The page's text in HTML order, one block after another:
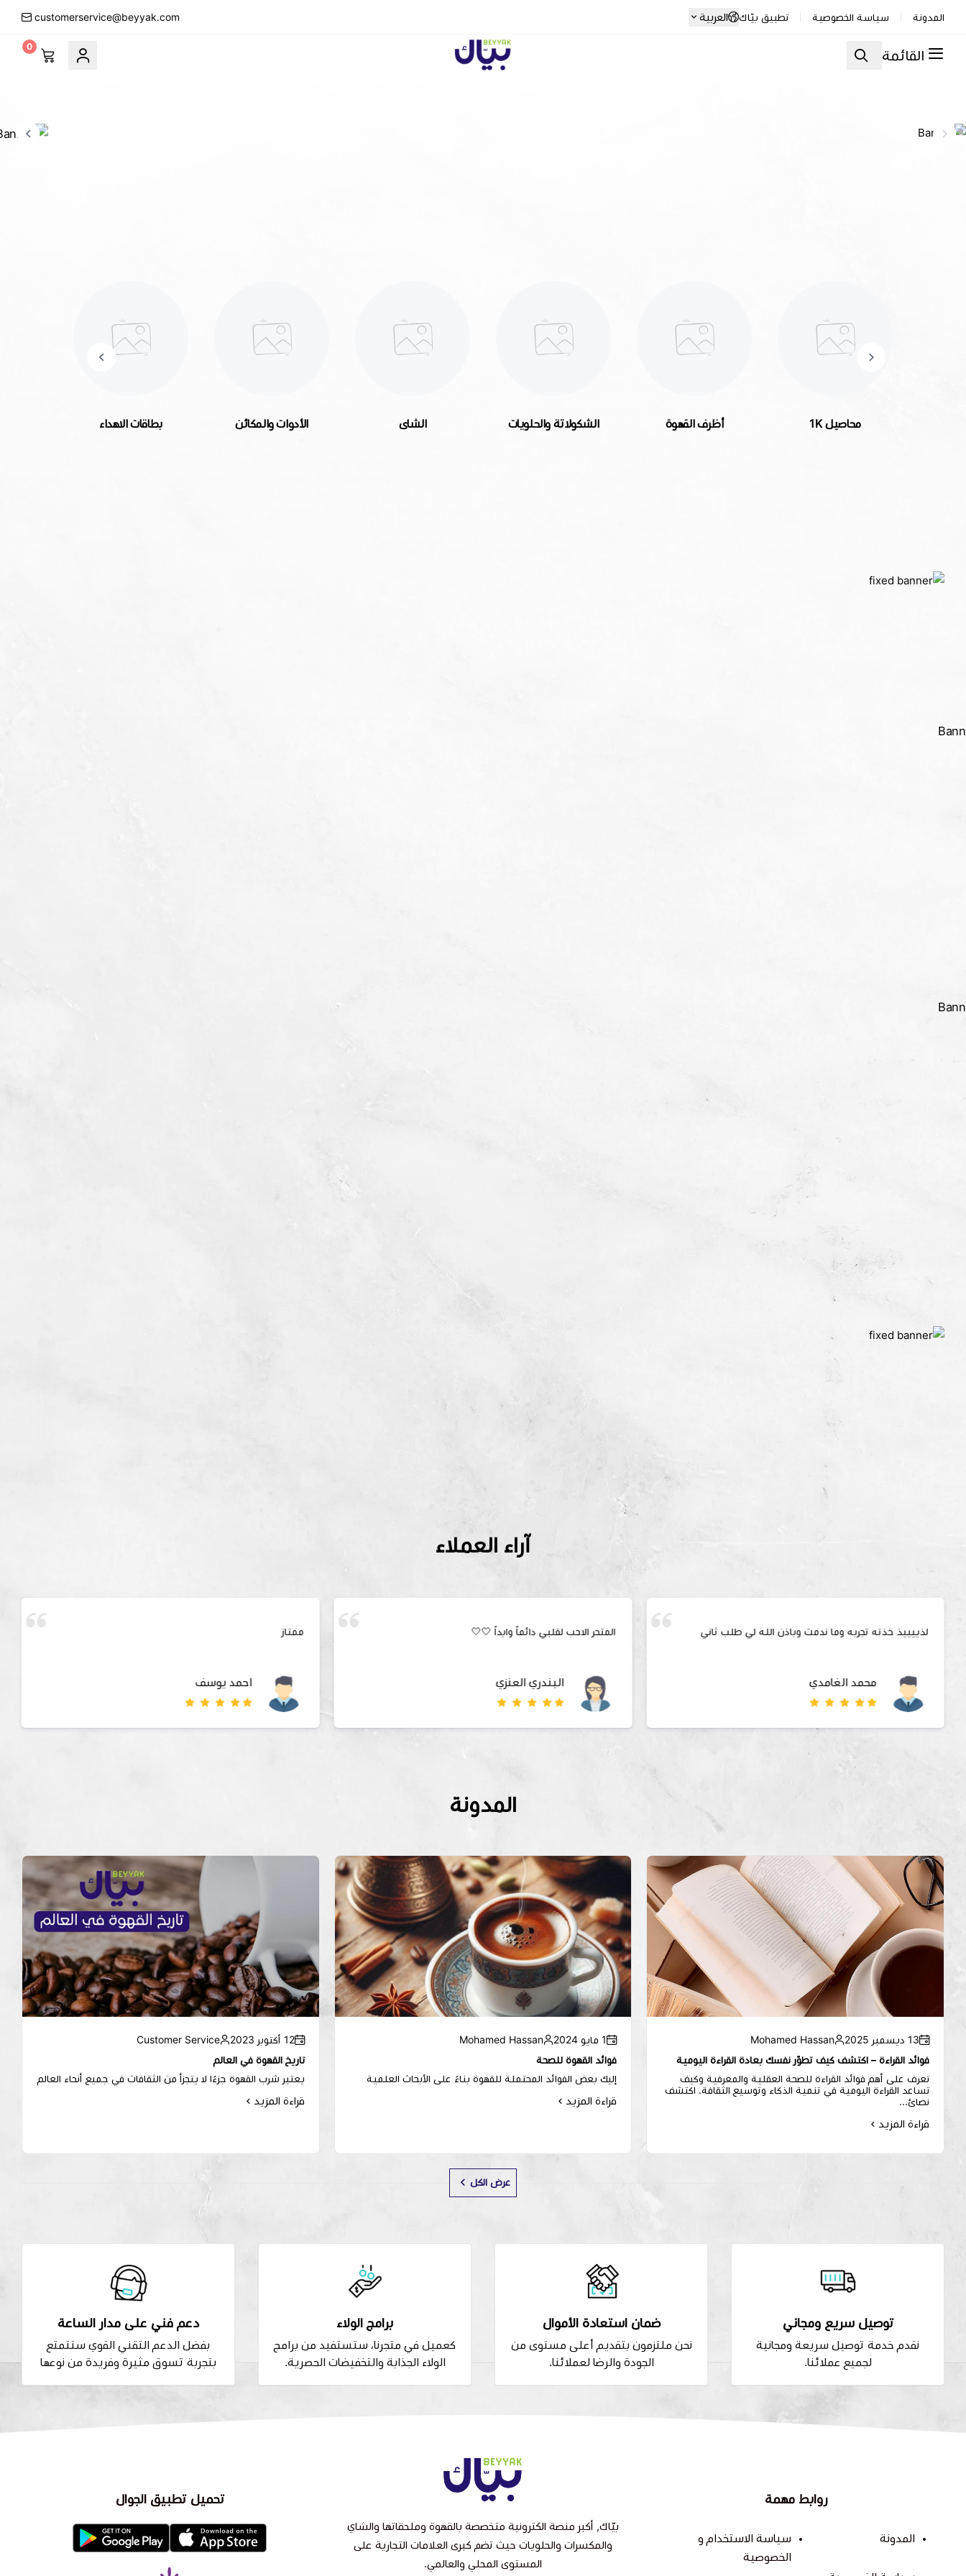
المدونة سياسة الخصوصية تطبيق بيّاك العربية customerservice@beyyak.com
القائمة
Beyyak
0
محاصيل 1K أظرف القهوة الشكولاتة والحلويات الشاى الأدوات والمكائن بطاقات الاهداء
آراء العملاء
لذييييذ خذته تجربه وما ندمت وباذن الله لي طلب ثاني
محمد الغامدي
المتحر الاحب لقلبي دائماً وابداً 🤍🤍
البندري العنزي
ممتاز
احمد يوسف
المدونة
13 ديسمبر 2025
Mohamed Hassan
فوائد القراءة – اكتشف كيف تطوّر نفسك بعادة القراءة اليومية
تعرف على أهم فوائد القراءة للصحة العقلية والمعرفية وكيف
تساعد القراءة اليومية في تنمية الذكاء وتوسيع الثقافة. اكتشف
نصائ...
قراءة المزيد
1 مايو 2024
Mohamed Hassan
فوائد القهوة للصحة
إليك بعض الفوائد المحتملة للقهوة بناءً على الأبحاث العلمية
قراءة المزيد
12 أكتوبر 2023
Customer Service
تاريخ القهوة في العالم
يعتبر شرب القهوة جزءًا لا يتجزأ من الثقافات في جميع أنحاء العالم
قراءة المزيد
عرض الكل
توصيل سريع ومجاني
نقدم خدمة توصيل سريعة ومجانية
لجميع عملائنا.
ضمان استعادة الأموال
نحن ملتزمون بتقديم أعلى مستوى من
الجودة والرضا لعملائنا.
برامج الولاء
كعميل في متجرنا، ستستفيد من برامج
الولاء الجذابة والتخفيضات الحصرية.
دعم فني على مدار الساعة
بفضل الدعم التقني القوي ستتمتع
بتجربة تسوق مثيرة وفريدة من نوعها
روابط مهمة
المدونة
سياسة الاستخدام و
الخصوصية
بيّاك, أكبر منصة الكترونية متخصصة بالقهوة وملحقاتها والشاي
والمكسرات والحلويات حيث تضم كبرى العلامات التجارية على
المستوى المحلي والعالمي.
تحميل تطبيق الجوال